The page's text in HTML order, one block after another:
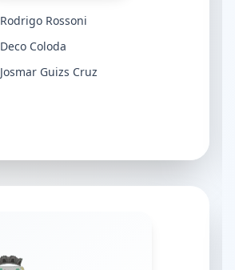
Rodrigo Rossoni
Deco Coloda
Josmar Guizs Cruz